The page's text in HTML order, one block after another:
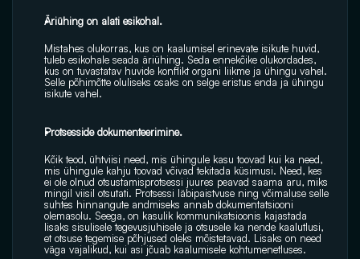
Äriühing on alati esikohal.
Mistahes olukorras, kus on kaalumisel erinevate isikute huvid,
tuleb esikohale seada äriühing. Seda ennekõike olukordades,
kus on tuvastatav huvide konflikt organi liikme ja ühingu vahel.
Selle põhimõtte oluliseks osaks on selge eristus enda ja ühingu
isikute vahel.
Protsesside dokumenteerimine.
Kõik teod, ühtviisi need, mis ühingule kasu toovad kui ka need,
mis ühingule kahju toovad võivad tekitada küsimusi. Need, kes
ei ole olnud otsustamisprotsessi juures peavad saama aru, miks
mingil viisil otsutati. Protsessi läbipaistvuse ning võimaluse selle
suhtes hinnangute andmiseks annab dokumentatsiooni
olemasolu. Seega, on kasulik kommunikatsioonis kajastada
lisaks sisulisele tegevusjuhisele ja otsusele ka nende kaalutlusi,
et otsuse tegemise põhjused oleks mõistetavad. Lisaks on need
väga vajalikud, kui asi jõuab kaalumisele kohtumenetluses.